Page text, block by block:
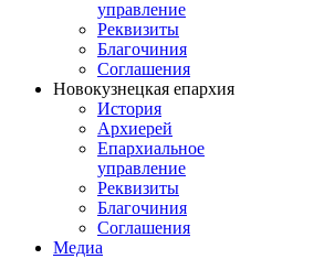
управление
Реквизиты
Благочиния
Соглашения
Новокузнецкая епархия
История
Архиерей
Епархиальное
управление
Реквизиты
Благочиния
Соглашения
Медиа